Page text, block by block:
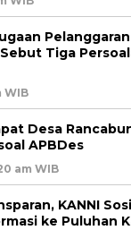
Tiga
WIB
Desa
APBDes
am WIB
KANNI
ke Puluhan